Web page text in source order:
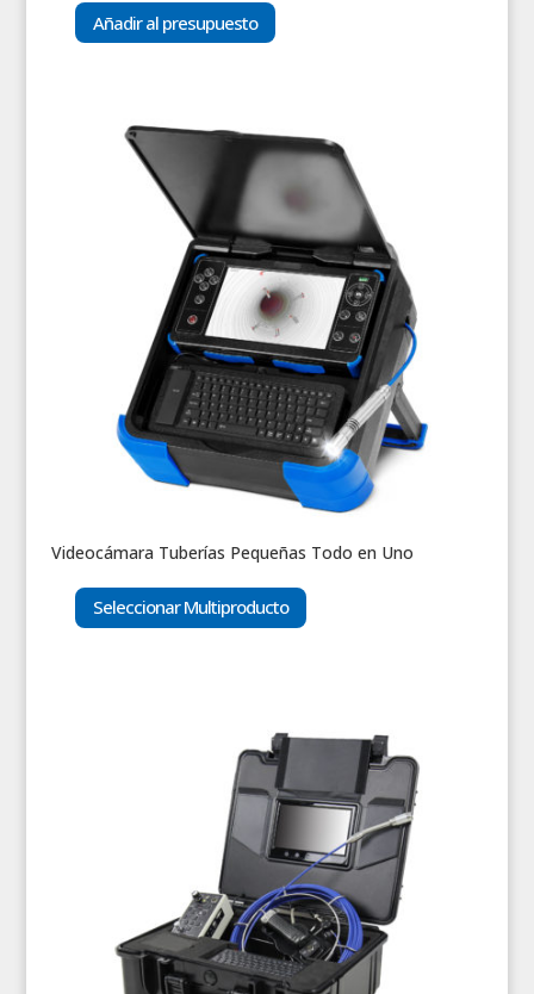
Añadir al presupuesto
Videocámara Tuberías Pequeñas Todo en Uno
Seleccionar Multiproducto